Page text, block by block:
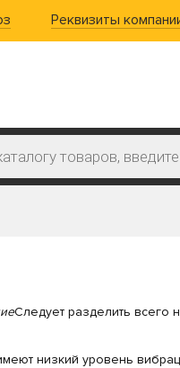
Реквизиты
Следует разделить всего
низкий уровень